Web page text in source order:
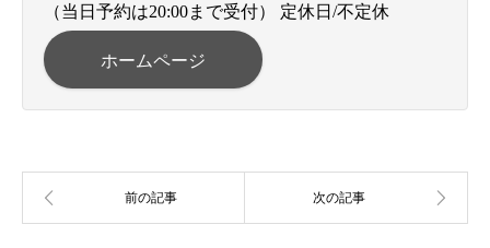
（当日予約は20:00まで受付） 定休日/不定休
ホームページ